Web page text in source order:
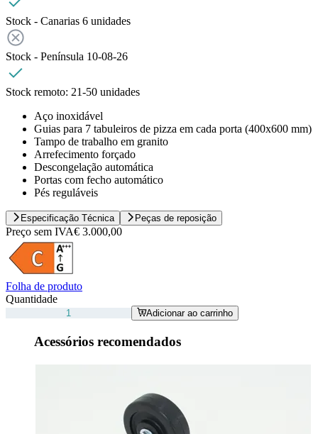
Stock - Canarias 6 unidades
Stock - Península 10-08-26
Stock remoto: 21-50 unidades
Aço inoxidável
Guias para 7 tabuleiros de pizza em cada porta (400x600 mm)
Tampo de trabalho em granito
Arrefecimento forçado
Descongelação automática
Portas com fecho automático
Pés reguláveis
Especificação Técnica Peças de reposição
Preço sem IVA€ 3.000,00
Folha de produto
Quantidade
Adicionar ao carrinho
Acessórios recomendados